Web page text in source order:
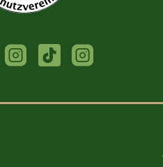
FACEBOOKINSTAGRAM
TIERHEIM
TIKTOK